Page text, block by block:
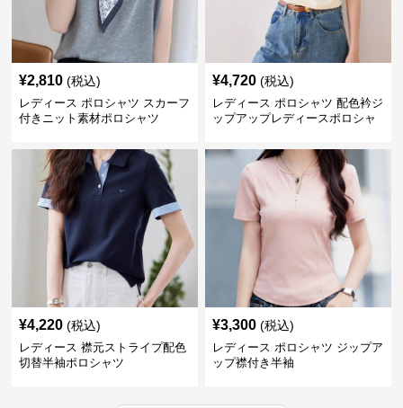
¥2,810 (税込)
レディース ポロシャツ スカーフ
付きニット素材ポロシャツ
¥4,720 (税込)
レディース ポロシャツ 配色衿ジ
ップアップレディースポロシャ
¥4,220 (税込)
レディース 襟元ストライプ配色
切替半袖ポロシャツ
¥3,300 (税込)
レディース ポロシャツ ジップア
ップ襟付き半袖